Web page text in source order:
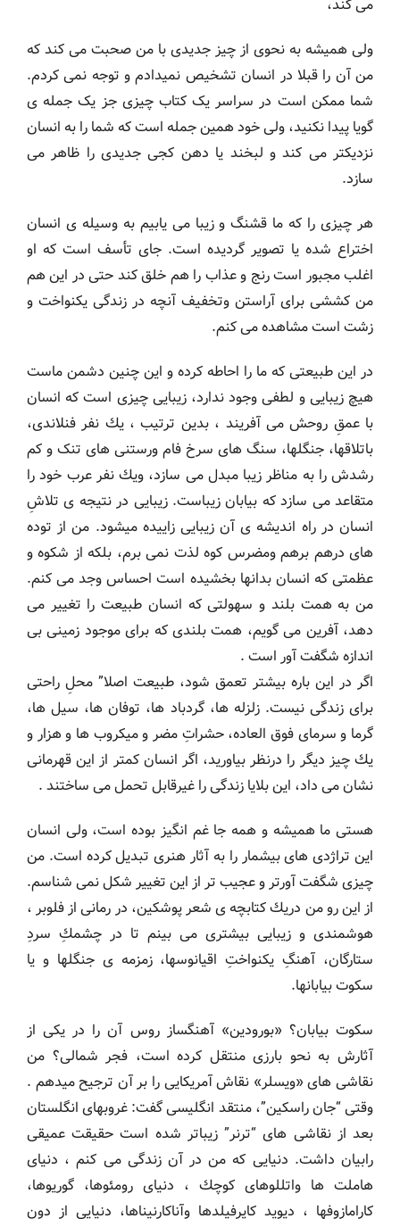
می کند،
ولی همیشه به نحوی از چیز جدیدی با من صحبت می کند که
من آن را قبلا در انسان تشخیص نمیدادم و توجه نمی کردم.
شما ممکن است در سراسر یک کتاب چیزی جز یک جمله ی
گویا پیدا نکنید، ولی خود همین جمله است که شما را به انسان
نزديكتر می کند و لبخند یا دهن کجی جدیدی را ظاهر می
سازد.
هر چیزی را که ما قشنگ و زیبا می یابیم به وسیله ی انسان
اختراع شده یا تصویر گردیده است. جای تأسف است که او
اغلب مجبور است رنج و عذاب را هم خلق کند حتی در این هم
من کششی برای آراستن وتخفيف آنچه در زندگی یکنواخت و
زشت است مشاهده می کنم.
در این طبیعتی که ما را احاطه کرده و این چنین دشمن ماست
هیچ زیبایی و لطفی وجود ندارد، زیبایی چیزی است که انسان
با عمقِ روحش می آفریند ، بدین ترتیب ، يك نفر فنلاندی،
باتلاقها، جنگلها، سنگ های سرخ فام ورستنی های تنک و کم
رشدش را به مناظر زیبا مبدل می سازد، ويك نفر عرب خود را
متقاعد می سازد که بیابان زیباست. زیبایی در نتیجه ی تلاشِ
انسان در راه اندیشه ی آن زیبایی زاییده میشود. من از توده
های درهم برهم ومضرس کوه لذت نمی برم، بلکه از شکوه و
عظمتی که انسان بدانها بخشیده است احساس وجد می کنم.
من به همت بلند و سهولتی که انسان طبیعت را تغییر می
دهد، آفرین می گویم، همت بلندی که برای موجود زمینی بی
اندازه شگفت آور است .
اگر در این باره بیشتر تعمق شود، طبیعت اصلا” محلِ راحتی
برای زندگی نیست. زلزله ها، گردباد ها، توفان ها، سیل ها،
گرما و سرمای فوق العاده، حشراتِ مضر و میکروب ها و هزار و
یك چیز دیگر را درنظر بیاورید، اگر انسان کمتر از این قهرمانی
نشان می داد، این بلایا زندگی را غیرقابل تحمل می ساختند .
هستی ما همیشه و همه جا غم انگیز بوده است، ولی انسان
این تراژدی های بیشمار را به آثار هنری تبدیل کرده است. من
چیزی شگفت آورتر و عجیب تر از این تغییر شکل نمی شناسم.
از این رو من دريك كتابچه ی شعر پوشكين، در رمانی از فلوبر ،
هوشمندی و زیبایی بیشتری می بینم تا در چشمكِ سردِ
ستارگان، آهنگِ یكنواختِ اقیانوسها، زمزمه ی جنگلها و یا
سکوت بیابانها.
سکوت بیابان؟ «بورودین» آهنگساز روس آن را در یکی از
آثارش به نحو بارزی منتقل کرده است، فجر شمالی؟ من
نقاشی های «ویسلر» نقاش آمریکایی را بر آن ترجیح میدهم .
وقتی “جان راسکین”، منتقد انگلیسی گفت: غروبهای انگلستان
بعد از نقاشی های “ترنر” زیباتر شده است حقیقت عمیقی
رابیان داشت. دنیایی که من در آن زندگی می کنم ، دنیای
هاملت ها واتللوهای كوچك ، دنیای رومئوها، گوریوها،
کارامازوفها ، دیوید کاپرفیلدها وآناکارنیناها، دنیایی از دون